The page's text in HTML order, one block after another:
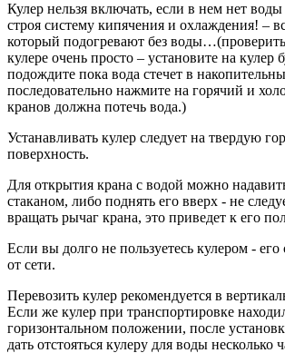
Кулер нельзя включать, если в нем нет
строя систему кипячения и охлаждения! –
который подогревают без
кулере очень просто – установите на кулер
подождите пока вода стечет в
последовательно нажмите на горячий и
кранов должна потечь вода.)
Устанавливать кулер следует на твердую
поверхность.
Для открытия крана с водой можно
стаканом, либо поднять его вверх - не
вращать рычаг крана, это приведет к его
Если вы долго не пользуетесь кулером - его
от сети.
Перевозить кулер рекомендуется в
Если же кулер при транспортировке
горизонтальном положении, после
дать отстояться кулеру для воды несколько